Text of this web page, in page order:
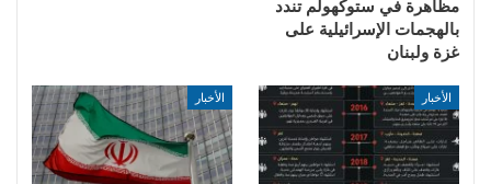
مظاهرة في ستوكهولم تندد
بالهجمات الإسرائيلية على
غزة ولبنان
الأخبار الأخبار